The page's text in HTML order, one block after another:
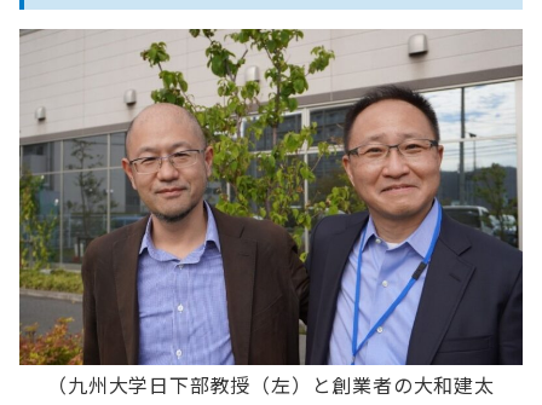
（九州大学日下部教授（左）と創業者の大和建太